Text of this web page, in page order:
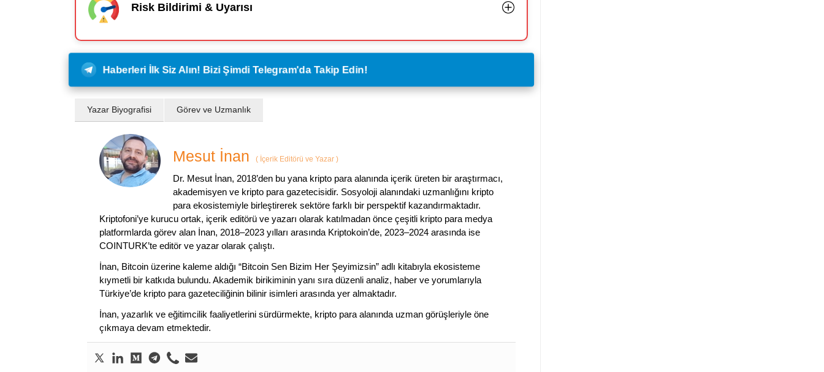
Risk Bildirimi & Uyarısı
Haberleri İlk Siz Alın! Bizi Şimdi Telegram'da Takip Edin!
Yazar Biyografisi Görev ve Uzmanlık
Mesut İnan ( İçerik Editörü ve Yazar )
Dr. Mesut İnan, 2018’den bu yana kripto para alanında içerik üreten bir araştırmacı,
akademisyen ve kripto para gazetecisidir. Sosyoloji alanındaki uzmanlığını kripto
para ekosistemiyle birleştirerek sektöre farklı bir perspektif kazandırmaktadır.
Kriptofoni’ye kurucu ortak, içerik editörü ve yazarı olarak katılmadan önce çeşitli kripto para medya
platformlarda görev alan İnan, 2018–2023 yılları arasında Kriptokoin’de, 2023–2024 arasında ise
COINTURK’te editör ve yazar olarak çalıştı.
İnan, Bitcoin üzerine kaleme aldığı “Bitcoin Sen Bizim Her Şeyimizsin” adlı kitabıyla ekosisteme
kıymetli bir katkıda bulundu. Akademik birikiminin yanı sıra düzenli analiz, haber ve yorumlarıyla
Türkiye’de kripto para gazeteciliğinin bilinir isimleri arasında yer almaktadır.
İnan, yazarlık ve eğitimcilik faaliyetlerini sürdürmekte, kripto para alanında uzman görüşleriyle öne
çıkmaya devam etmektedir.